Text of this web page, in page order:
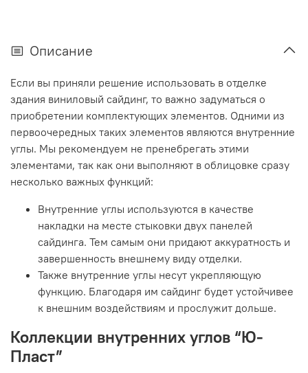
Описание
Если вы приняли решение использовать в отделке
здания виниловый сайдинг, то важно задуматься о
приобретении комплектующих элементов. Одними из
первоочередных таких элементов являются внутренние
углы. Мы рекомендуем не пренебрегать этими
элементами, так как они выполняют в облицовке сразу
несколько важных функций:
Внутренние углы используются в качестве
накладки на месте стыковки двух панелей
сайдинга. Тем самым они придают аккуратность и
завершенность внешнему виду отделки.
Также внутренние углы несут укрепляющую
функцию. Благодаря им сайдинг будет устойчивее
к внешним воздействиям и прослужит дольше.
Коллекции внутренних углов “Ю-
Пласт”